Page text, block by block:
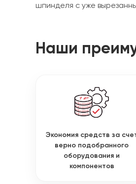
шпинделя с уже
Наши
Экономия средств за
верно подобранного
оборудования и
компонентов